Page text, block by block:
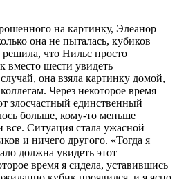
на картинку, Элеанор
она не пыталась, кубиков
решила, что Нильс просто
вместо шести увидеть
она взяла картинку домой,
Через некоторое время
злосчастный единственный
больше, кому-то меньше
Ситуация стала ужасной –
и ничего другого. «Тогда я
должна увидеть этот
время я сидела, уставившись